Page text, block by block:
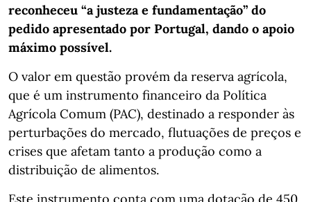
reconheceu “a justeza e fundamentação” do
pedido apresentado por Portugal, dando o apoio
máximo possível.
O valor em questão provém da reserva agrícola,
que é um instrumento financeiro da Política
Agrícola Comum (PAC), destinado a responder às
perturbações do mercado, flutuações de preços e
crises que afetam tanto a produção como a
distribuição de alimentos.
Este instrumento conta com uma dotação de 450